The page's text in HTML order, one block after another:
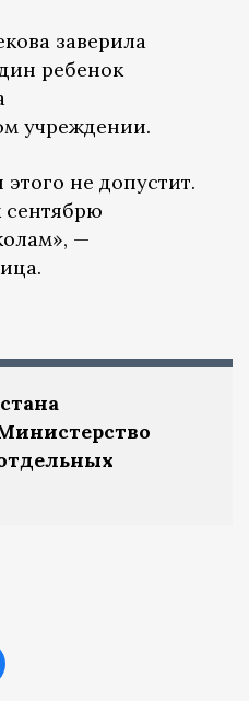
заверила
ребенок
учреждении.
не допустит.
сентябрю
—